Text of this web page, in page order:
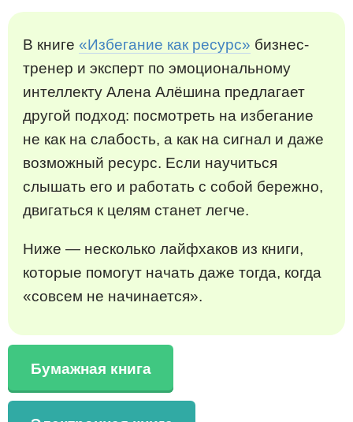
В книге «Избегание как ресурс» бизнес-
тренер и эксперт по эмоциональному
интеллекту Алена Алёшина предлагает
другой подход: посмотреть на избегание
не как на слабость, а как на сигнал и даже
возможный ресурс. Если научиться
слышать его и работать с собой бережно,
двигаться к целям станет легче.
Ниже — несколько лайфхаков из книги,
которые помогут начать даже тогда, когда
«совсем не начинается».
Бумажная книга